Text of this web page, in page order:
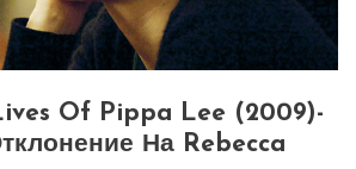
Of Pippa Lee (2009)-
На Rebecca